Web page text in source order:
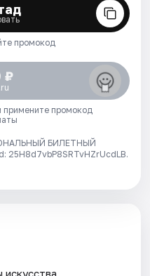
промокод
₽
примените промокод
БИЛЕТНЫЙ